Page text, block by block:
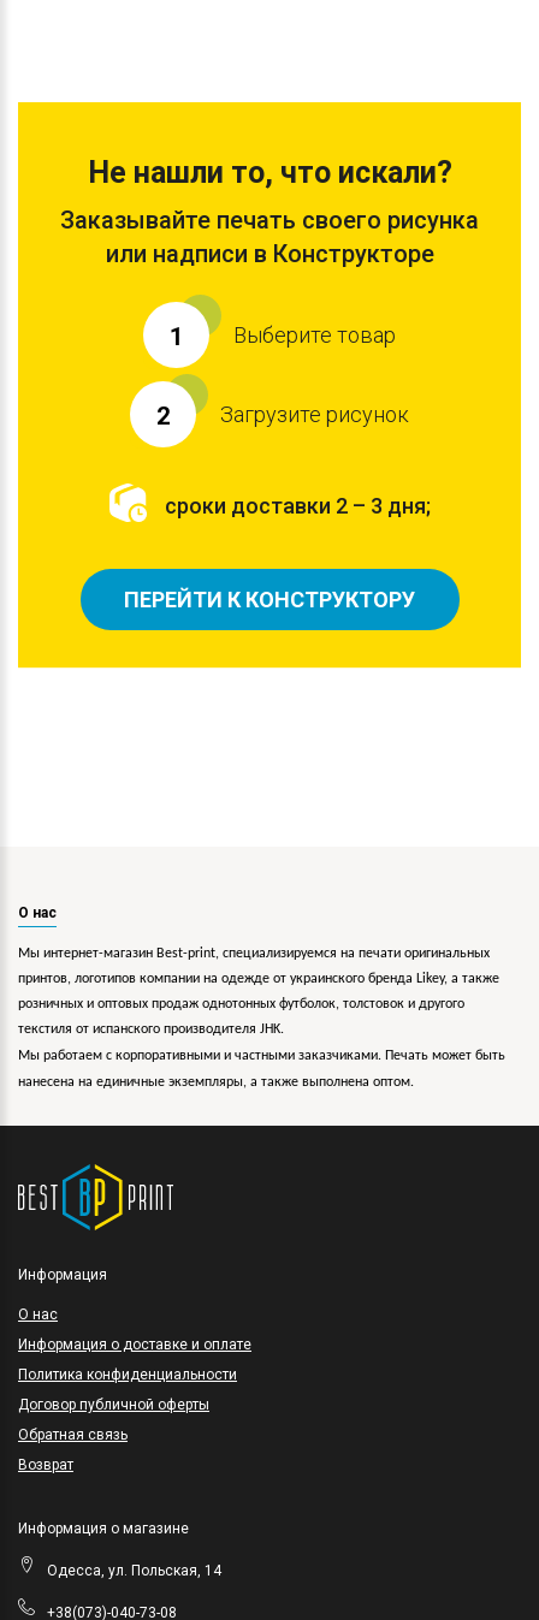
Не нашли то, что искали?
Заказывайте печать своего рисунка
или надписи в Конструкторе
1 Выберите товар
2 Загрузите рисунок
сроки доставки 2 – 3 дня;
ПЕРЕЙТИ К КОНСТРУКТОРУ
О нас
Мы интернет-магазин Best-print, специализируемся на печати оригинальных
принтов, логотипов компании на одежде от украинского бренда Likey, а также
розничных и оптовых продаж однотонных футболок, толстовок и другого
текстиля от испанского производителя JHK.
Мы работаем с корпоративными и частными заказчиками. Печать может быть
нанесена на единичные экземпляры, а также выполнена оптом.
Информация
O нас
Информация о доставке и оплате
Политика конфиденциальности
Договор публичной оферты
Обратная связь
Возврат
Информация о магазине
Одесса, ул. Польская, 14
+38(073)-040-73-08